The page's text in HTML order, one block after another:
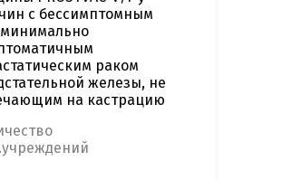
с бессимптомным
раком
железы, не
на кастрацию